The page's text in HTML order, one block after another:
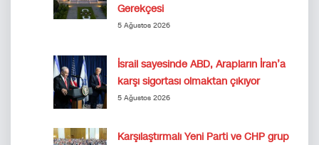
Gerekçesi
5 Ağustos 2026
İsrail sayesinde ABD, Arapların İran’a
karşı sigortası olmaktan çıkıyor
5 Ağustos 2026
Karşılaştırmalı Yeni Parti ve CHP grup